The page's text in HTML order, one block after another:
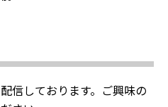
信しております。ご興味の